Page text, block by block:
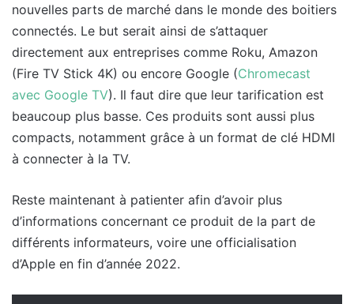
nouvelles parts de marché dans le monde des boitiers
connectés. Le but serait ainsi de s’attaquer
directement aux entreprises comme Roku, Amazon
(Fire TV Stick 4K) ou encore Google (Chromecast
avec Google TV). Il faut dire que leur tarification est
beaucoup plus basse. Ces produits sont aussi plus
compacts, notamment grâce à un format de clé HDMI
à connecter à la TV.
Reste maintenant à patienter afin d’avoir plus
d’informations concernant ce produit de la part de
différents informateurs, voire une officialisation
d’Apple en fin d’année 2022.